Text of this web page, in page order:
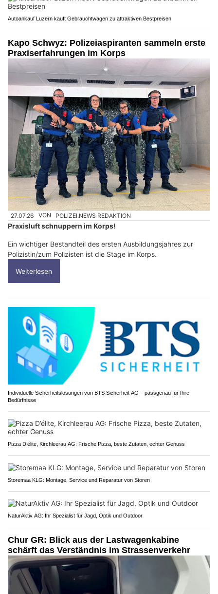
Autoankauf Luzern kauft Gebrauchtwagen zu attraktiven Bestpreisen
Kapo Schwyz: Polizeiaspiranten sammeln erste
Praxiserfahrungen im Korps
27.07.26 VON POLIZEI.NEWS REDAKTION
Praxisluft schnuppern im Korps!
Ein wichtiger Bestandteil des ersten Ausbildungsjahres zur
Polizistin/zum Polizisten ist die Stage im Korps.
Weiterlesen
Individuelle Sicherheitslösungen von BTS Sicherheit AG – passgenau für Ihre
Bedürfnisse
Pizza D’élite, Kirchleerau AG: Frische Pizza, beste Zutaten, echter Genuss
Storemaa KLG: Montage, Service und Reparatur von Storen
NaturAktiv AG: Ihr Spezialist für Jagd, Optik und Outdoor
Chur GR: Blick aus der Lastwagenkabine
schärft das Verständnis im Strassenverkehr